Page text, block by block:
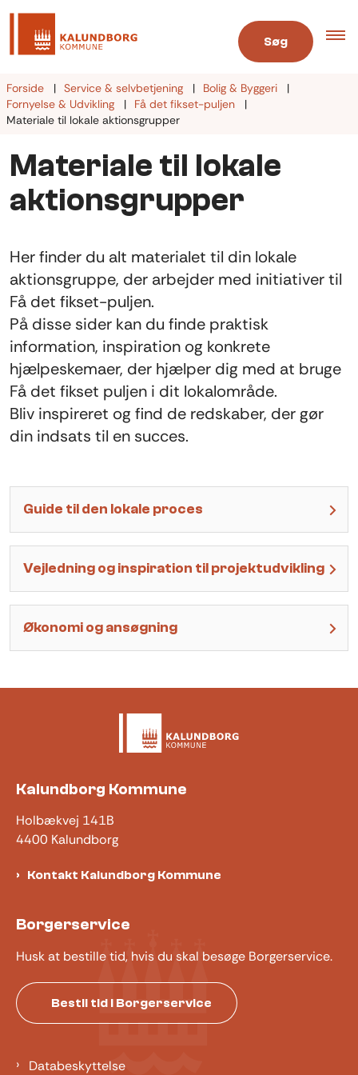
Søg
Forside Service & selvbetjening
Bolig & Byggeri
Fornyelse & Udvikling
Få det fikset-puljen
Materiale til lokale aktionsgrupper
Materiale til lokale
aktionsgrupper
Her finder du alt materialet til din lokale
aktionsgruppe, der arbejder med initiativer til
Få det fikset-puljen.
På disse sider kan du finde praktisk
information, inspiration og konkrete
hjælpeskemaer, der hjælper dig med at bruge
Få det fikset puljen i dit lokalområde.
Bliv inspireret og find de redskaber, der gør
din indsats til en succes.
Guide til den lokale proces
Vejledning og inspiration til projektudvikling
Økonomi og ansøgning
Kalundborg Kommune
Holbækvej 141B
4400 Kalundborg
Kontakt Kalundborg Kommune
Borgerservice
Husk at bestille tid, hvis du skal besøge Borgerservice.
Bestil tid i Borgerservice
Databeskyttelse